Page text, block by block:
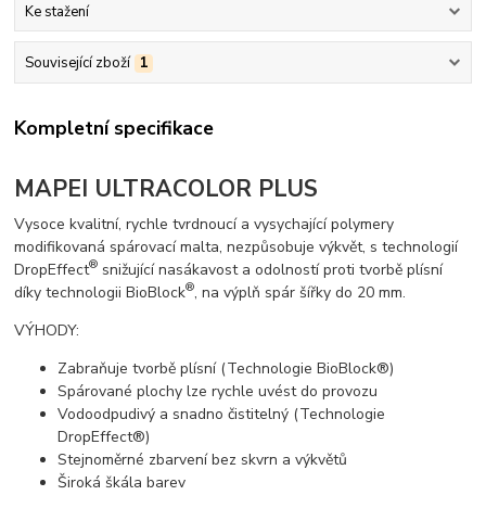
Ke stažení
Související zboží 1
Kompletní specifikace
MAPEI ULTRACOLOR PLUS
Vysoce kvalitní, rychle tvrdnoucí a vysychající polymery
modifikovaná spárovací malta, nezpůsobuje výkvět, s technologií
DropEffect® snižující nasákavost a odolností proti tvorbě plísní
díky technologii BioBlock®, na výplň spár šířky do 20 mm.
VÝHODY:
Zabraňuje tvorbě plísní (Technologie BioBlock®)
Spárované plochy lze rychle uvést do provozu
Vodoodpudivý a snadno čistitelný (Technologie
DropEffect®)
Stejnoměrné zbarvení bez skvrn a výkvětů
Široká škála barev